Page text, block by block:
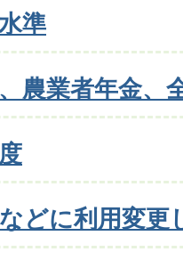
準
農業者年金、
どに利用変更